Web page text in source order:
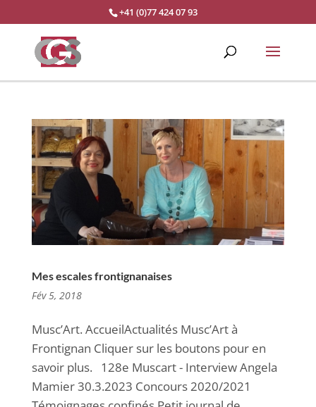
+41 (0)77 424 07 93
Mes escales frontignanaises
Fév 5, 2018
Musc’Art. AccueilActualités Musc’Art à
Frontignan Cliquer sur les boutons pour en
savoir plus. 128e Muscart - Interview Angela
Mamier 30.3.2023 Concours 2020/2021